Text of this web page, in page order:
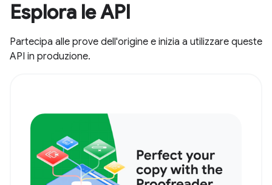
Esplora le API
Partecipa alle prove dell'origine e inizia a utilizzare queste
API in produzione.